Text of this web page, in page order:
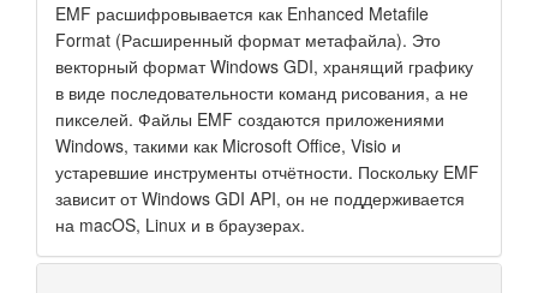
EMF расшифровывается как Enhanced Metafile
Format (Расширенный формат метафайла). Это
векторный формат Windows GDI, хранящий графику
в виде последовательности команд рисования, а не
пикселей. Файлы EMF создаются приложениями
Windows, такими как Microsoft Office, Visio и
устаревшие инструменты отчётности. Поскольку EMF
зависит от Windows GDI API, он не поддерживается
на macOS, Linux и в браузерах.